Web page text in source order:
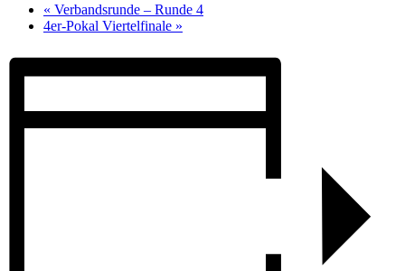
« Verbandsrunde – Runde 4
4er-Pokal Viertelfinale »